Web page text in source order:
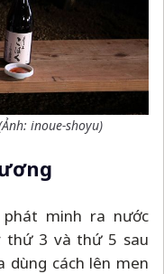
inoue-shoyu)
minh ra nước
thứ 3 và thứ 5 sau
dùng cách lên men